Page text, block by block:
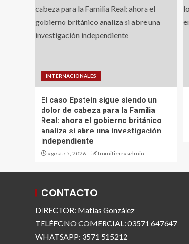
INTERNACIONALES
El caso Epstein sigue siendo un
dolor de cabeza para la Familia
Real: ahora el gobierno británico
analiza si abre una investigación
independiente
agosto 5, 2026 fmmitierra admin
CONTACTO
DIRECTOR: Matías González
TELÉFONO COMERCIAL: 03571 647647
WHATSAPP: 3571 515212